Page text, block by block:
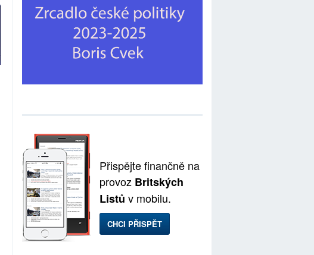
Přispějte finančně na
provoz Britských
Listů v mobilu.
CHCI PŘISPĚT